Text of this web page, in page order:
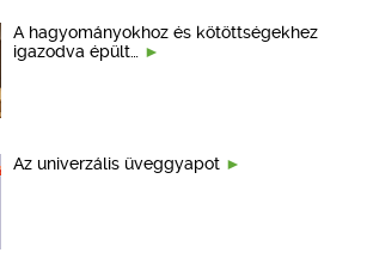
A hagyományokhoz és kötöttségekhez
igazodva épült…
Az univerzális üveggyapot